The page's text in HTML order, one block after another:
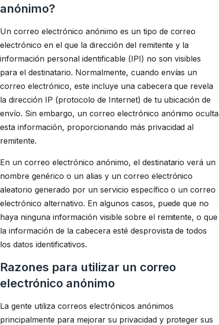
anónimo?
Un correo electrónico anónimo es un tipo de correo
electrónico en el que la dirección del remitente y la
información personal identificable (IPI) no son visibles
para el destinatario. Normalmente, cuando envías un
correo electrónico, este incluye una cabecera que revela
la dirección IP (protocolo de Internet) de tu ubicación de
envío. Sin embargo, un correo electrónico anónimo oculta
esta información, proporcionando más privacidad al
remitente.
En un correo electrónico anónimo, el destinatario verá un
nombre genérico o un alias y un correo electrónico
aleatorio generado por un servicio específico o un correo
electrónico alternativo. En algunos casos, puede que no
haya ninguna información visible sobre el remitente, o que
la información de la cabecera esté desprovista de todos
los datos identificativos.
Razones para utilizar un correo
electrónico anónimo
La gente utiliza correos electrónicos anónimos
principalmente para mejorar su privacidad y proteger sus